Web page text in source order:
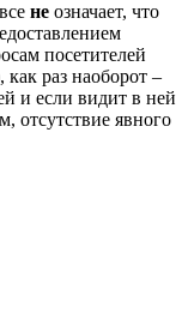
не означает, что
посетителей
раз наоборот –
и если видит в ней
отсутствие явного